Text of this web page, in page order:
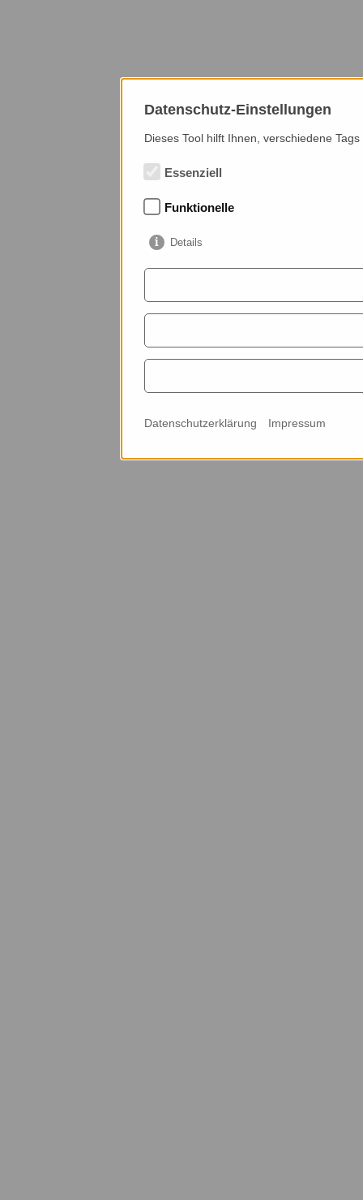
Datenschutz-Einstellungen
Dieses Tool hilft Ihnen, verschiedene
Essenziell
Funktionelle
Details
Datenschutzerklärung Impressum